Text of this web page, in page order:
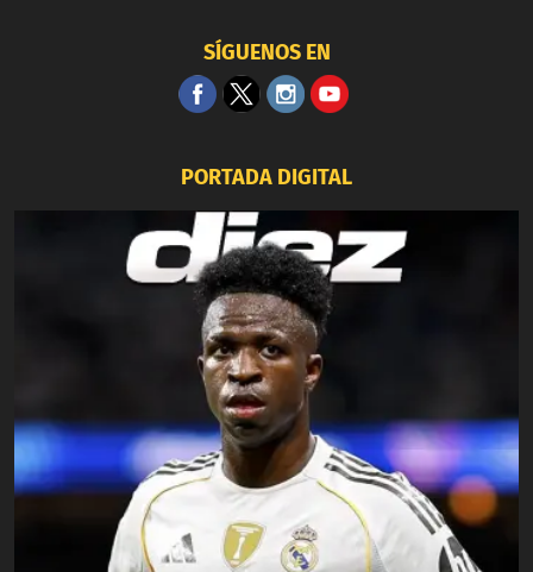
SÍGUENOS EN
PORTADA DIGITAL